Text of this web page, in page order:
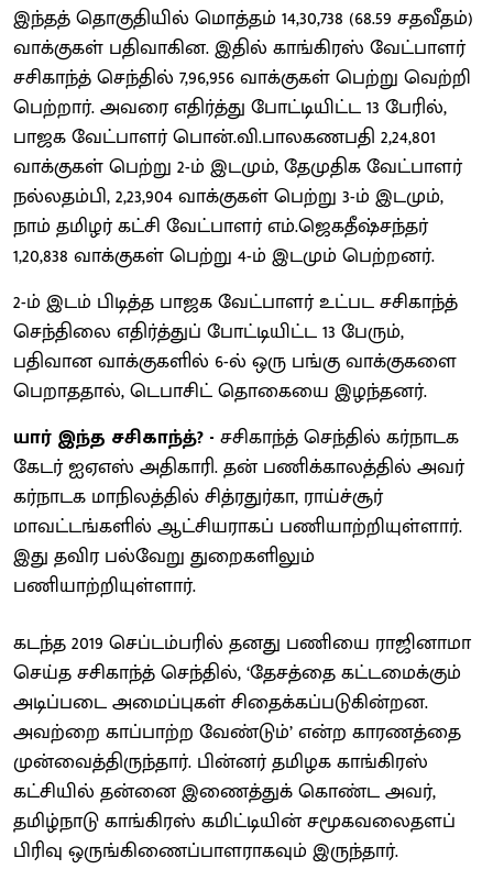
இந்தத் தொகுதியில் மொத்தம் 14,30,738 (68.59 சதவீதம்)
வாக்குகள் பதிவாகின. இதில் காங்கிரஸ் வேட்பாளர்
சசிகாந்த் செந்தில் 7,96,956 வாக்குகள் பெற்று வெற்றி
பெற்றார். அவரை எதிர்த்து போட்டியிட்ட 13 பேரில்,
பாஜக வேட்பாளர் பொன்.வி.பாலகணபதி 2,24,801
வாக்குகள் பெற்று 2-ம் இடமும், தேமுதிக வேட்பாளர்
நல்லதம்பி, 2,23,904 வாக்குகள் பெற்று 3-ம் இடமும்,
நாம் தமிழர் கட்சி வேட்பாளர் எம்.ஜெகதீஷ்சந்தர்
1,20,838 வாக்குகள் பெற்று 4-ம் இடமும் பெற்றனர்.
2-ம் இடம் பிடித்த பாஜக வேட்பாளர் உட்பட சசிகாந்த்
செந்திலை எதிர்த்துப் போட்டியிட்ட 13 பேரும்,
பதிவான வாக்குகளில் 6-ல் ஒரு பங்கு வாக்குகளை
பெறாததால், டெபாசிட் தொகையை இழந்தனர்.
யார் இந்த சசிகாந்த்? - சசிகாந்த் செந்தில் கர்நாடக
கேடர் ஐஏஎஸ் அதிகாரி. தன் பணிக்காலத்தில் அவர்
கர்நாடக மாநிலத்தில் சித்ரதுர்கா, ராய்ச்சூர்
மாவட்டங்களில் ஆட்சியராகப் பணியாற்றியுள்ளார்.
இது தவிர பல்வேறு துறைகளிலும்
பணியாற்றியுள்ளார்.
கடந்த 2019 செப்டம்பரில் தனது பணியை ராஜினாமா
செய்த சசிகாந்த் செந்தில், ‘தேசத்தை கட்டமைக்கும்
அடிப்படை அமைப்புகள் சிதைக்கப்படுகின்றன.
அவற்றை காப்பாற்ற வேண்டும்’ என்ற காரணத்தை
முன்வைத்திருந்தார். பின்னர் தமிழக காங்கிரஸ்
கட்சியில் தன்னை இணைத்துக் கொண்ட அவர்,
தமிழ்நாடு காங்கிரஸ் கமிட்டியின் சமூகவலைதளப்
பிரிவு ஒருங்கிணைப்பாளராகவும் இருந்தார்.